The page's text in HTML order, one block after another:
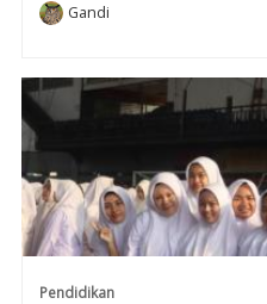
Gandi
Pendidikan